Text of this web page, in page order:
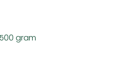
gram